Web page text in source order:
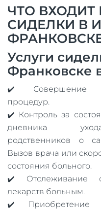
ЧТО ВХОДИТ
СИДЕЛКИ В
Услуги
Франковске
✔️ Совершение
процедур.
✔️ Контроль за
дневника
родственников о
Вызов врача или
состояния больного.
✔️ Отслеживание
лекарств больным.
✔️ Приобретение